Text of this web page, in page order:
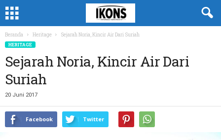
Beranda Heritage Sejarah Noria, Kincir Air Dari Suriah
HERITAGE
Sejarah Noria, Kincir Air Dari
Suriah
20 Juni 2017
Facebook Twitter